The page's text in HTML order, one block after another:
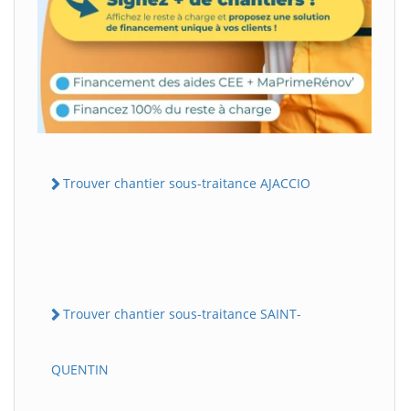
Trouver chantier sous-traitance AJACCIO
Trouver chantier sous-traitance SAINT-
QUENTIN